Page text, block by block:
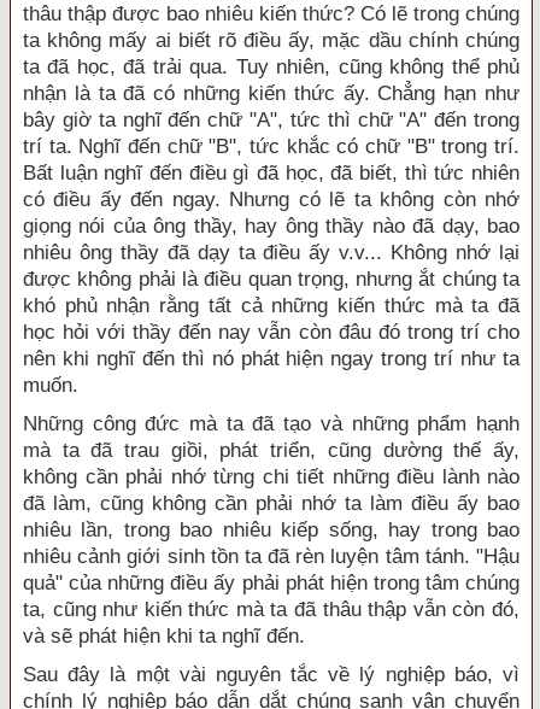
thâu thập được bao nhiêu kiến thức? Có lẽ trong chúng
ta không mấy ai biết rõ điều ấy, mặc dầu chính chúng
ta đã học, đã trải qua. Tuy nhiên, cũng không thể phủ
nhận là ta đã có những kiến thức ấy. Chẳng hạn như
bây giờ ta nghĩ đến chữ "A", tức thì chữ "A" đến trong
trí ta. Nghĩ đến chữ "B", tức khắc có chữ "B" trong trí.
Bất luận nghĩ đến điều gì đã học, đã biết, thì tức nhiên
có điều ấy đến ngay. Nhưng có lẽ ta không còn nhớ
giọng nói của ông thầy, hay ông thầy nào đã dạy, bao
nhiêu ông thầy đã dạy ta điều ấy v.v... Không nhớ lại
được không phải là điều quan trọng, nhưng ắt chúng ta
khó phủ nhận rằng tất cả những kiến thức mà ta đã
học hỏi với thầy đến nay vẫn còn đâu đó trong trí cho
nên khi nghĩ đến thì nó phát hiện ngay trong trí như ta
muốn.
Những công đức mà ta đã tạo và những phẩm hạnh
mà ta đã trau giồi, phát triển, cũng dường thế ấy,
không cần phải nhớ từng chi tiết những điều lành nào
đã làm, cũng không cần phải nhớ ta làm điều ấy bao
nhiêu lần, trong bao nhiêu kiếp sống, hay trong bao
nhiêu cảnh giới sinh tồn ta đã rèn luyện tâm tánh. "Hậu
quả" của những điều ấy phải phát hiện trong tâm chúng
ta, cũng như kiến thức mà ta đã thâu thập vẫn còn đó,
và sẽ phát hiện khi ta nghĩ đến.
Sau đây là một vài nguyên tắc về lý nghiệp báo, vì
chính lý nghiệp báo dẫn dắt chúng sanh vận chuyển